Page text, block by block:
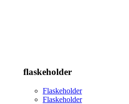
flaskeholder
Flaskeholder
Flaskeholder